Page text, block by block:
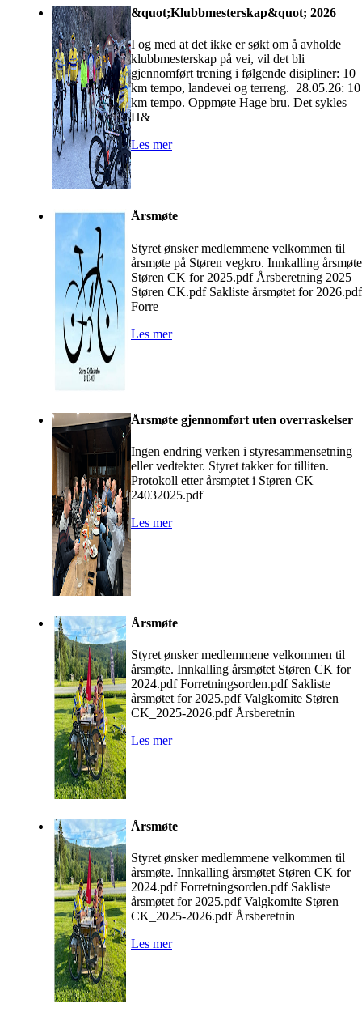
&quot;Klubbmesterskap&quot; 2026
I og med at det ikke er søkt om å avholde
klubbmesterskap på vei, vil det bli
gjennomført trening i følgende disipliner: 10
km tempo, landevei og terreng. 28.05.26: 10
km tempo. Oppmøte Hage bru. Det sykles
H&
Les mer
Årsmøte
Styret ønsker medlemmene velkommen til
årsmøte på Støren vegkro. Innkalling
Støren CK for 2025.pdf Årsberetning 2025
Støren CK.pdf Sakliste årsmøtet for 2026.pdf
Forre
Les mer
Årsmøte gjennomført uten overraskelser
Ingen endring verken i styresammensetning
eller vedtekter. Styret takker for tilliten.
Protokoll etter årsmøtet i Støren CK
24032025.pdf
Les mer
Årsmøte
Styret ønsker medlemmene velkommen til
årsmøte. Innkalling årsmøtet Støren CK for
2024.pdf Forretningsorden.pdf Sakliste
årsmøtet for 2025.pdf Valgkomite Støren
CK_2025-2026.pdf Årsberetnin
Les mer
Årsmøte
Styret ønsker medlemmene velkommen til
årsmøte. Innkalling årsmøtet Støren CK for
2024.pdf Forretningsorden.pdf Sakliste
årsmøtet for 2025.pdf Valgkomite Støren
CK_2025-2026.pdf Årsberetnin
Les mer